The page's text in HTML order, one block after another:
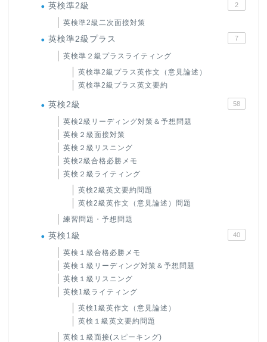
英検準2級 2
英検準2級二次面接対策
英検準2級プラス 7
英検準２級プラスライティング
英検準2級プラス英作文（意見論述）
英検準2級プラス英文要約
英検2級 58
英検2級リーディング対策＆予想問題
英検２級面接対策
英検２級リスニング
英検2級合格必勝メモ
英検２級ライティング
英検2級英文要約問題
英検2級英作文（意見論述）問題
練習問題・予想問題
英検1級 40
英検１級合格必勝メモ
英検１級リーディング対策＆予想問題
英検１級リスニング
英検1級ライティング
英検1級英作文（意見論述）
英検１級英文要約問題
英検１級面接(スピーキング)